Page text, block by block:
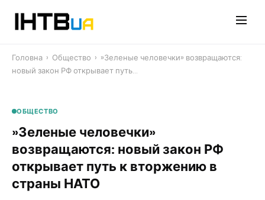
Головна › Общество › ​»Зеленые человечки» возвращаются:
новый закон РФ открывает путь…
ОБЩЕСТВО
​»Зеленые человечки»
возвращаются: новый закон РФ
открывает путь к вторжению в
страны НАТО